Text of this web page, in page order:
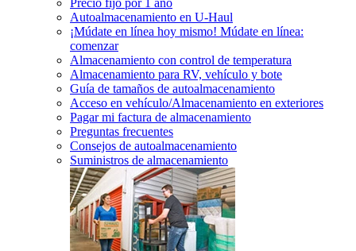
Autoalmacenamiento en U-Haul
¡Múdate en línea hoy mismo! Múdate en línea:
comenzar
Almacenamiento con control de temperatura
Almacenamiento para RV, vehículo y bote
Guía de tamaños de autoalmacenamiento
Acceso en vehículo/Almacenamiento en exteriores
Pagar mi factura de almacenamiento
Preguntas frecuentes
Consejos de autoalmacenamiento
Suministros de almacenamiento